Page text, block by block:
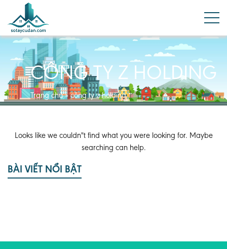
CÔNG TY Z HOLDING
Trang chủ»công ty z holding
Looks like we couldn"t find what you were looking for. Maybe
searching can help.
BÀI VIẾT NỔI BẬT